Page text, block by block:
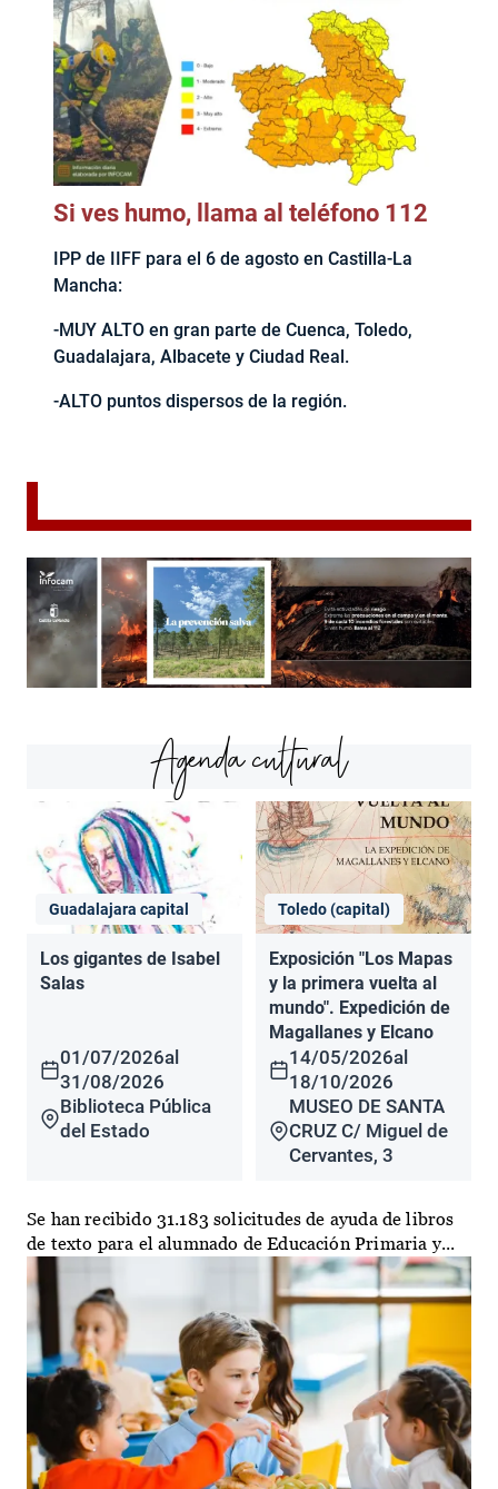
Si ves humo, llama al teléfono 112
IPP de IIFF para el 6 de agosto en Castilla-La
Mancha:
-MUY ALTO en gran parte de Cuenca, Toledo,
Guadalajara, Albacete y Ciudad Real.
-ALTO puntos dispersos de la región.
Agenda cultural
Guadalajara capital
Los gigantes de Isabel
Salas
01/07/2026al
31/08/2026
Biblioteca Pública
del Estado
Toledo (capital)
Exposición "Los Mapas
y la primera vuelta al
mundo". Expedición de
Magallanes y Elcano
14/05/2026al
18/10/2026
MUSEO DE SANTA
CRUZ C/ Miguel de
Cervantes, 3
Se han recibido 31.183 solicitudes de ayuda de libros
de texto para el alumnado de Educación Primaria y...